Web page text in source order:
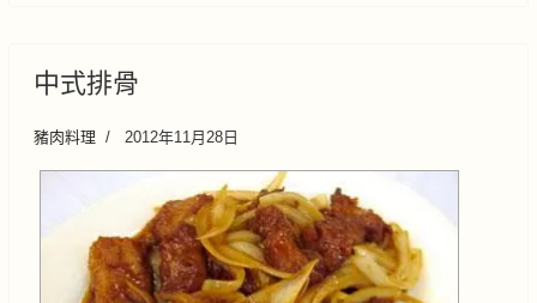
中式排骨
豬肉料理 2012年11月28日